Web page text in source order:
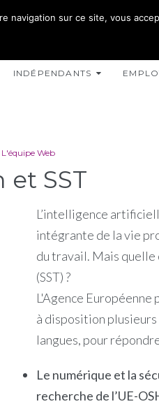
76400 FÉCAMP
INDÉPENDANTS
L'équipe Web
SST
L’intelligence
intégrante de la vie
du travail. Mais quelle
(SST) ?
L'Agence Européenne
à disposition
langues, pour
Le numérique et la
recherche de l’UE-
navigation sur ce site, vous